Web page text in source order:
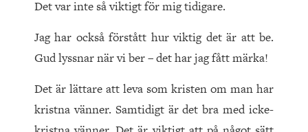
Det var inte så viktigt för mig tidigare.
Jag har också förstått hur viktig det är att be.
Gud lyssnar när vi ber – det har jag fått märka!
Det är lättare att leva som kristen om man har
kristna vänner. Samtidigt är det bra med icke-